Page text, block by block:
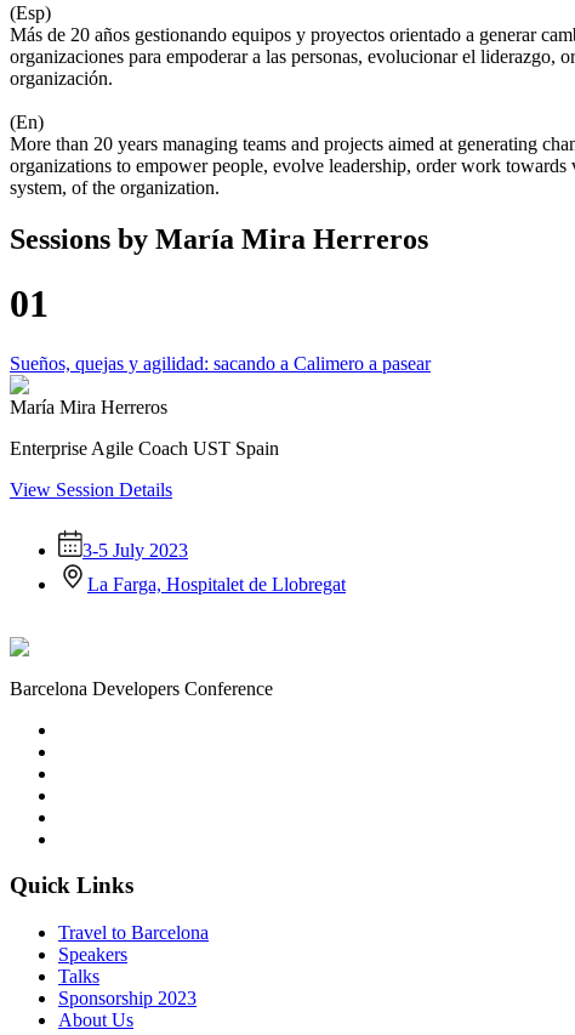
(Esp)
Más de 20 años gestionando equipos y proyectos orientado a generar
organizaciones para empoderar a las personas, evolucionar el liderazgo,
organización.
(En)
More than 20 years managing teams and projects aimed at generating
organizations to empower people, evolve leadership, order work
system, of the organization.
Sessions by María Mira Herreros
01
Sueños, quejas y agilidad: sacando a Calimero a pasear
María Mira Herreros
Enterprise Agile Coach UST Spain
View Session Details
3-5 July 2023
La Farga, Hospitalet de Llobregat
Barcelona Developers Conference
Quick Links
Travel to Barcelona
Speakers
Talks
Sponsorship 2023
About Us